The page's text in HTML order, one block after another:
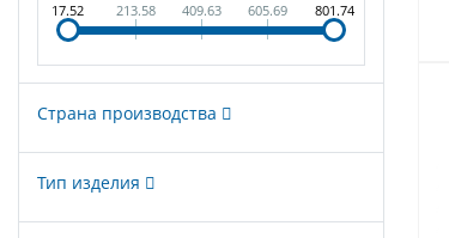
17.52 213.58 409.63 605.69 801.74
Страна производства
Тип изделия